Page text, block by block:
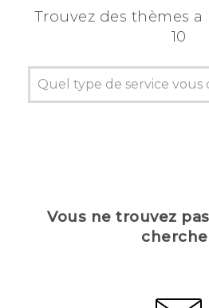
Trouvez des thèmes a
10
Vous ne trouvez